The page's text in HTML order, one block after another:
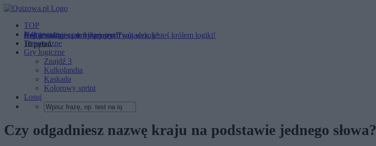
TOP
Najnowsze
Tematyczne
Gry logiczne
Znajdź 3
Kulkolandia
Kaskada
Kolorowy sprint
Losuj
Czy odgadniesz nazwę kraju na podstawie jednego słowa?
Kolor czarny - jak bystry jest Twój wzrok?
10 pytań
Czy jesteś mistrzem skojarzeń?
10 pytań
Jeśli rozwiążesz te 10 prostych zagadek, jesteś królem logiki!
10 pytań